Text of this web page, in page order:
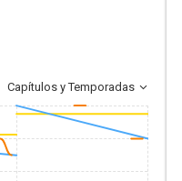
Capítulos y Temporadas